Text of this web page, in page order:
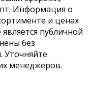
Информация о
и ценах
публичной
без
Уточняйте
менеджеров.